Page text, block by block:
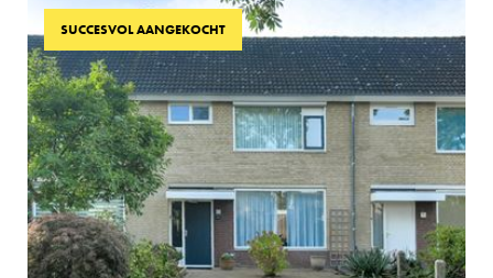
SUCCESVOL AANGEKOCHT